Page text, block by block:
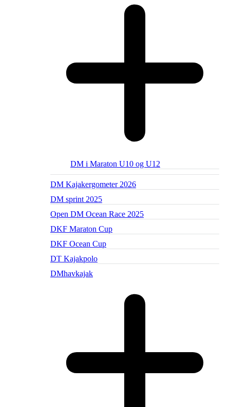
DM i Maraton U10 og U12
DM Kajakergometer 2026
DM sprint 2025
Open DM Ocean Race 2025
DKF Maraton Cup
DKF Ocean Cup
DT Kajakpolo
DMhavkajak